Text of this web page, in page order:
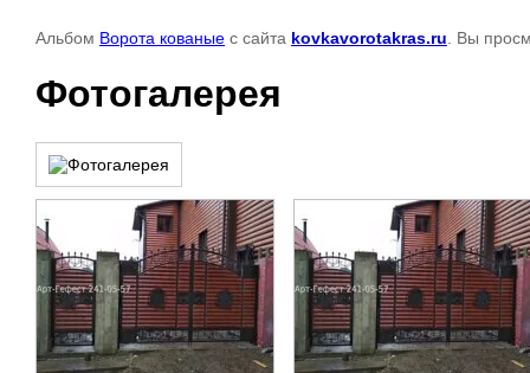
Альбом Ворота кованые с сайта kovkavorotakras.ru . Вы
Фотогалерея